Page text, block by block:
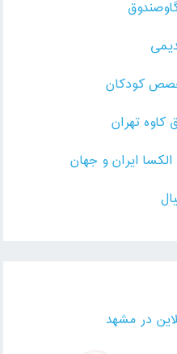
کودکان
تهران
ایران و جهان
در مشهد